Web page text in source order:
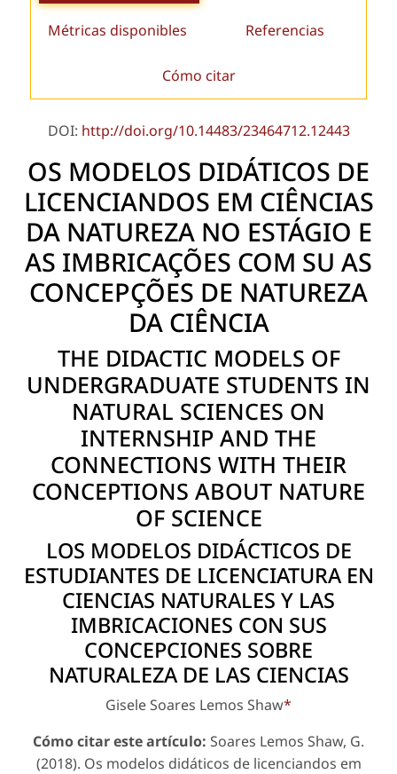
Métricas disponibles Referencias
Cómo citar
DOI: http://doi.org/10.14483/23464712.12443
OS MODELOS DIDÁTICOS DE
LICENCIANDOS EM CIÊNCIAS
DA NATUREZA NO ESTÁGIO E
AS IMBRICAÇÕES COM SU AS
CONCEPÇÕES DE NATUREZA
DA CIÊNCIA
THE DIDACTIC MODELS OF
UNDERGRADUATE STUDENTS IN
NATURAL SCIENCES ON
INTERNSHIP AND THE
CONNECTIONS WITH THEIR
CONCEPTIONS ABOUT NATURE
OF SCIENCE
LOS MODELOS DIDÁCTICOS DE
ESTUDIANTES DE LICENCIATURA EN
CIENCIAS NATURALES Y LAS
IMBRICACIONES CON SUS
CONCEPCIONES SOBRE
NATURALEZA DE LAS CIENCIAS
Gisele Soares Lemos Shaw*
Cómo citar este artículo: Soares Lemos Shaw, G.
(2018). Os modelos didáticos de licenciandos em